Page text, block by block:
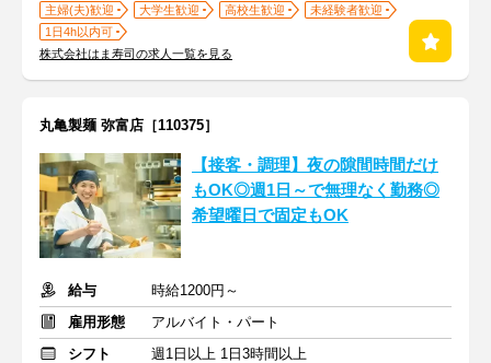
主婦(夫)歓迎 大学生歓迎 高校生歓迎
未経験者歓迎
1日4h以内可
株式会社はま寿司の求人一覧を見る
丸亀製麺 弥富店［110375］
【接客・調理】夜の隙間時間だけ
もOK◎週1日～で無理なく勤務◎
希望曜日で固定もOK
給与
時給1200円～
雇用形態
アルバイト・パート
シフト
週1日以上 1日3時間以上